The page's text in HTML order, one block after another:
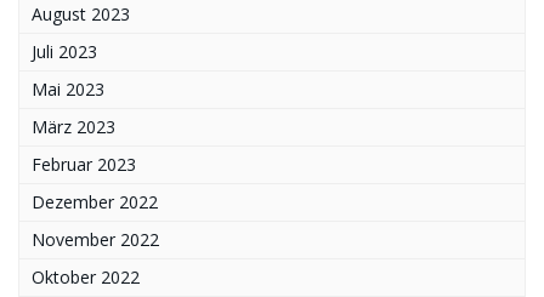
August 2023
Juli 2023
Mai 2023
März 2023
Februar 2023
Dezember 2022
November 2022
Oktober 2022